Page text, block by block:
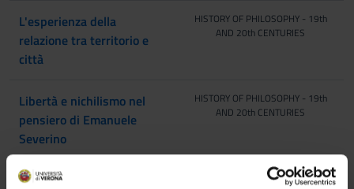
L'esperienza della
relazione tra territorio e
città
HISTORY OF PHILOSOPHY - 19th
AND 20th CENTURIES
Libertà e nichilismo nel
pensiero di Emanuele
Severino
HISTORY OF PHILOSOPHY - 19th
AND 20th CENTURIES
Nietzsche e il pensiero
HISTORY OF PHILOSOPHY - 19th